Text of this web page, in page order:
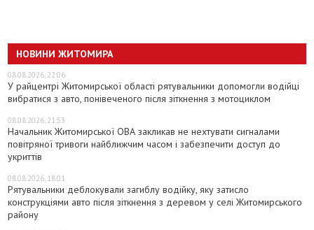
НОВИНИ ЖИТОМИРА
08.08.2026, 22:06
У райцентрі Житомирської області рятувальники допомогли водійці
вибратися з авто, понівеченого після зіткнення з мотоциклом
08.08.2026, 21:53
Начальник Житомирської ОВА закликав не нехтувати сигналами
повітряної тривоги найближчим часом і забезпечити доступ до
укриттів
08.08.2026, 18:01
Рятувальники деблокували загиблу водійку, яку затисло
конструкціями авто після зіткнення з деревом у селі Житомирського
району